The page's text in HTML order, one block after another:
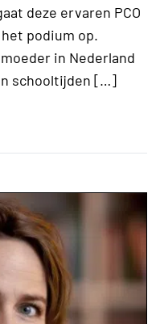
deze ervaren PCO
podium op.
in Nederland
schooltijden […]